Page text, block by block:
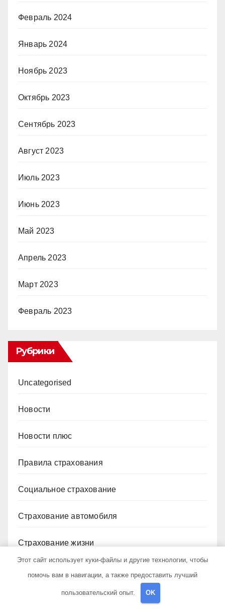
Февраль 2024
Январь 2024
Ноябрь 2023
Октябрь 2023
Сентябрь 2023
Август 2023
Июль 2023
Июнь 2023
Май 2023
Апрель 2023
Март 2023
Февраль 2023
Рубрики
Uncategorised
Новости
Новости плюс
Правила страхования
Социальное страхование
Страхование автомобиля
Страхование жизни
Этот сайт использует куки-файлы и другие технологии, чтобы
помочь вам в навигации, а также предоставить лучший
пользовательский опыт. OK